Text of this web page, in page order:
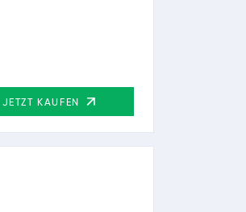
JETZT KAUFEN